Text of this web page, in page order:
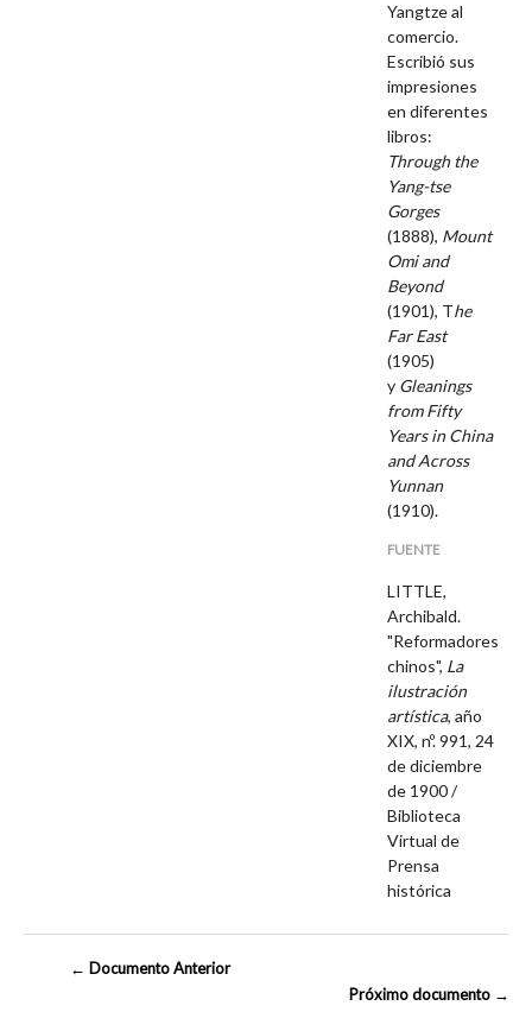
Yangtze al
comercio.
Escribió sus
impresiones
en diferentes
libros:
Through the
Yang-tse
Gorges
(1888), Mount
Omi and
Beyond
(1901), The
Far East
(1905)
y Gleanings
from Fifty
Years in China
and Across
Yunnan
(1910).
FUENTE
LITTLE,
Archibald.
"Reformadores
chinos", La
ilustración
artística, año
XIX, nº. 991, 24
de diciembre
de 1900 /
Biblioteca
Virtual de
Prensa
histórica
← Documento Anterior
Próximo documento →